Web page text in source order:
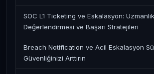
SOC L1 Ticketing ve Eskalasyon: Uzmanlık
Değerlendirmesi ve Başarı Stratejileri
Breach Notification ve Acil Eskalasyon
Güvenliğinizi Arttırın